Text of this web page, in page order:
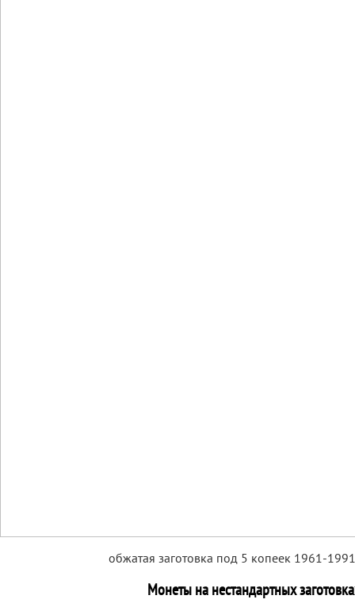
обжатая заготовка под 5 копеек 1961-1991
Монеты на нестандартных